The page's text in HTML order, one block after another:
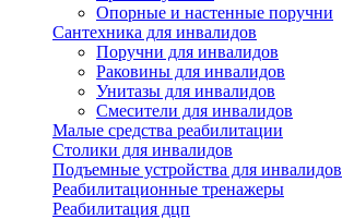
Опорные и настенные поручни
Сантехника для инвалидов
Поручни для инвалидов
Раковины для инвалидов
Унитазы для инвалидов
Смесители для инвалидов
Малые средства реабилитации
Столики для инвалидов
Подъемные устройства для инвалидов
Реабилитационные тренажеры
Реабилитация дцп